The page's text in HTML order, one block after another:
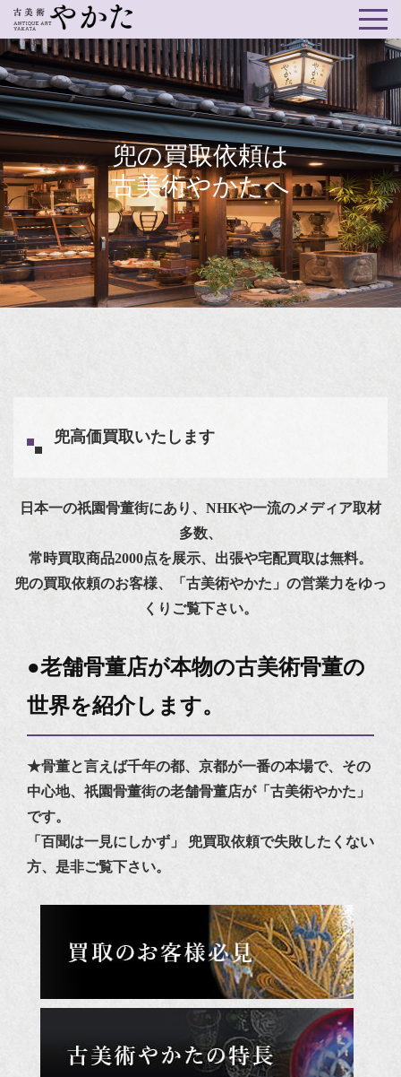
兜の買取依頼は
古美術やかたへ
兜高価買取いたします
日本一の祇園骨董街にあり、NHKや一流のメディア取材
多数、
常時買取商品2000点を展示、出張や宅配買取は無料。
兜の買取依頼のお客様、「古美術やかた」の営業力をゆっ
くりご覧下さい。
●老舗骨董店が本物の古美術骨董の
世界を紹介します。
★骨董と言えば千年の都、京都が一番の本場で、その
中心地、祇園骨董街の老舗骨董店が「古美術やかた」
です。
「百聞は一見にしかず」 兜買取依頼で失敗したくない
方、是非ご覧下さい。